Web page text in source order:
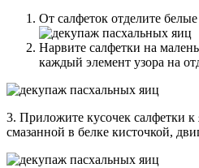
От салфеток отделите
Нарвите салфетки на
каждый элемент узора на
3. Приложите кусочек салфетки
смазанной в белке кисточкой,